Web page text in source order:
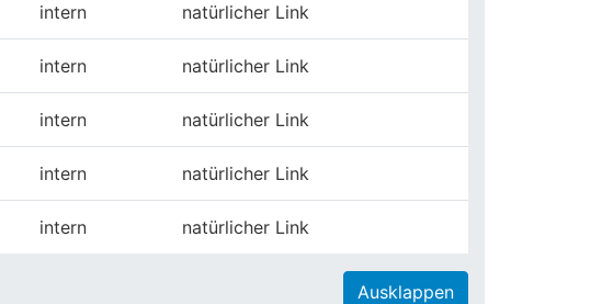
intern natürlicher Link
intern natürlicher Link
intern natürlicher Link
intern natürlicher Link
intern natürlicher Link
Ausklappen